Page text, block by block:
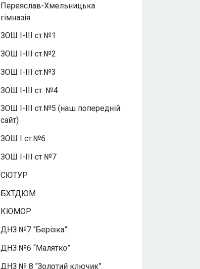
Переяслав-Хмельницька
гімназія
ЗОШ І-ІІІ ст.№1
ЗОШ І-ІІІ ст.№2
ЗОШ І-ІІІ ст.№3
ЗОШ І-ІІІ ст. №4
ЗОШ І-ІІІ ст.№5 (наш попередній
сайт)
ЗОШ І ст.№6
ЗОШ І-ІІІ ст №7
СЮТУР
БХТДЮМ
КЮМОР
ДНЗ №7 “Берізка”
ДНЗ №6 “Малятко”
ДНЗ № 8 “Золотий ключик”